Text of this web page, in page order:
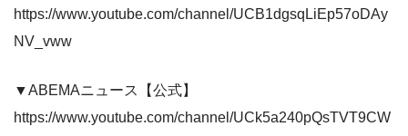
https://www.youtube.com/channel/UCB1dgsqLiEp57oDAy
NV_vww
▼ABEMAニュース【公式】
https://www.youtube.com/channel/UCk5a240pQsTVT9CW